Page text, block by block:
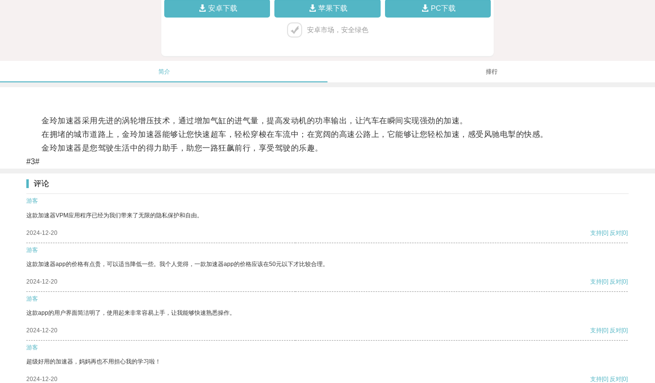
安卓下载 苹果下载 PC下载
安卓市场，安全绿色
简介 排行
金玲加速器采用先进的涡轮增压技术，通过增加气缸的进气量，提高发动机的功率输出，让汽车在瞬间实现强劲的加速。
在拥堵的城市道路上，金玲加速器能够让您快速超车，轻松穿梭在车流中；在宽阔的高速公路上，它能够让您轻松加速，感受风驰电掣的快感。
金玲加速器是您驾驶生活中的得力助手，助您一路狂飙前行，享受驾驶的乐趣。
#3#
评论
游客
这款加速器VPM应用程序已经为我们带来了无限的隐私保护和自由。
2024-12-20 支持[0] 反对[0]
游客
这款加速器app的价格有点贵，可以适当降低一些。我个人觉得，一款加速器app的价格应该在50元以下才比较合理。
2024-12-20 支持[0] 反对[0]
游客
这款app的用户界面简洁明了，使用起来非常容易上手，让我能够快速熟悉操作。
2024-12-20 支持[0] 反对[0]
游客
超级好用的加速器，妈妈再也不用担心我的学习啦！
2024-12-20 支持[0] 反对[0]